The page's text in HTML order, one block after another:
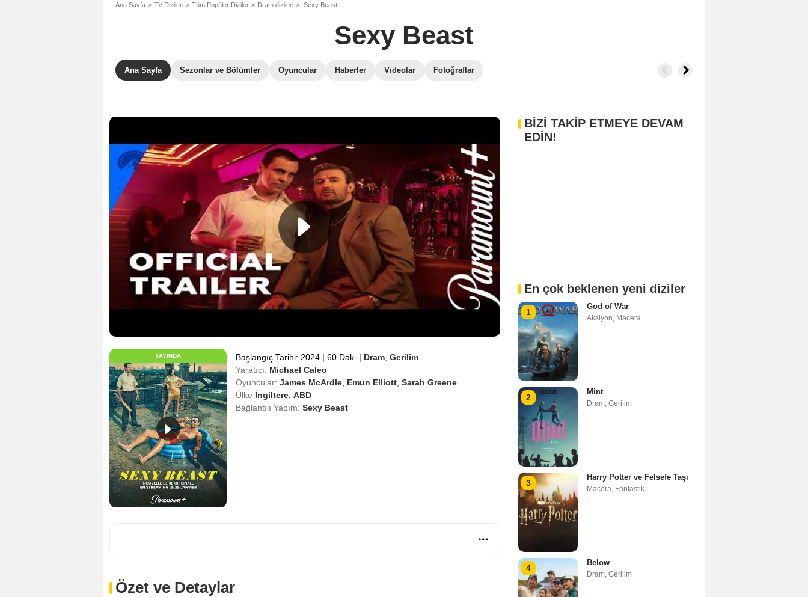
Ana Sayfa TV Dizileri Tüm Popüler Diziler Dram dizileri Sexy Beast
Sexy Beast
Ana Sayfa Sezonlar ve Bölümler Oyuncular Haberler Videolar Fotoğraflar
YAYINDA Başlangıç Tarihi: 2024 | 60 Dak. | Dram Gerilim
Yaratıcı: Michael Caleo
Oyuncular: James McArdle Emun Elliott Sarah Greene
Ülke İngiltere ABD
Bağlantılı Yapım: Sexy Beast
Özet ve Detaylar
BİZİ TAKİP ETMEYE DEVAM
EDİN!
En çok beklenen yeni diziler
1
God of War
Aksiyon, Macera
2
Mint
Dram, Gerilim
3
Harry Potter ve Felsefe Taşı
Macera, Fantastik
4
Below
Dram, Gerilim